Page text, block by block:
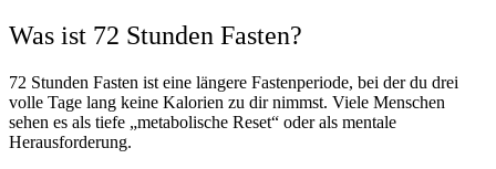
Was ist 72 Stunden Fasten?
72 Stunden Fasten ist eine längere Fastenperiode, bei der du drei
volle Tage lang keine Kalorien zu dir nimmst. Viele Menschen
sehen es als tiefe „metabolische Reset“ oder als mentale
Herausforderung.